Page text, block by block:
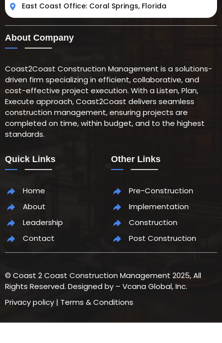
East Coast Office: Coral Springs, Florida
About Company
Coast2Coast Construction Management is a solutions-
driven firm specializing in efficient, collaborative, and
cost-effective project execution. With a Listen, Plan,
Execute approach, Coast2Coast delivers seamless
construction management, ensuring projects are
completed on time, within budget, and to the highest
standards.
Quick Links
Home
About
Leadership
Contact
Other Links
Pre-Construction
Implementation
Construction
Post Construction
© Coast 2 Coast Construction Management 2025, All
Rights Reserved. Designed by – Vcana Global, Inc.
Privacy policy | Terms & Conditions